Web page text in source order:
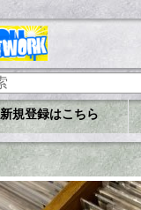
新規登録はこちら